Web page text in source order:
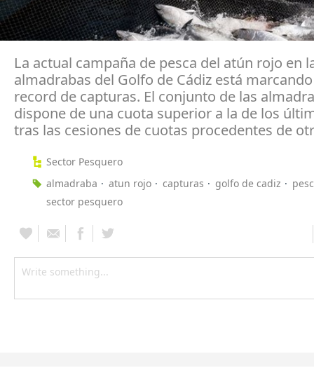
La actual campaña de pesca del atún rojo en
almadrabas del Golfo de Cádiz está
record de capturas. El conjunto de las
dispone de una cuota superior a la de los
tras las cesiones de cuotas procedentes de
Sector Pesquero
almadraba
atun rojo capturas golfo de cadiz
sector pesquero